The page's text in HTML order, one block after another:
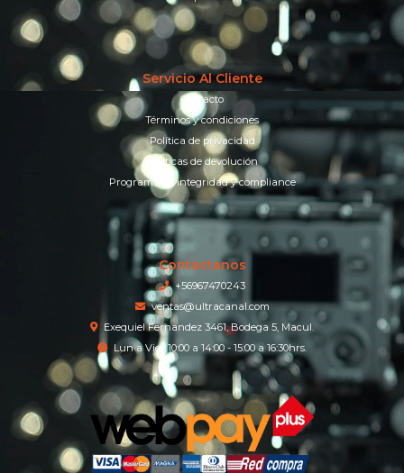
Servicio Al Cliente
Contacto
Términos y condiciones
Política de privacidad
Políticas de devolución
Programa de integridad y compliance
Contáctanos
+56967470243
ventas@ultracanal.com
Exequiel Fernandez 3461, Bodega 5, Macul.
Lun a Vier 10:00 a 14:00 - 15:00 a 16:30hrs.